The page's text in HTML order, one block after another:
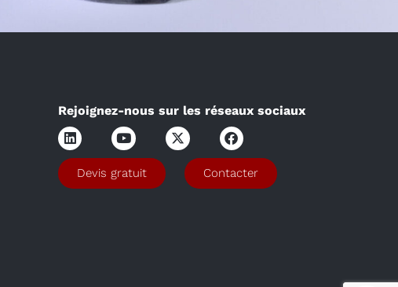
Rejoignez-nous sur les réseaux sociaux
Devis gratuit Contacter